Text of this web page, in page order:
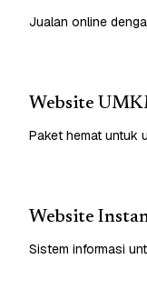
Jualan online
Website
Paket hemat untuk
Website
Sistem informasi